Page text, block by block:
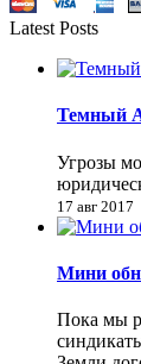
Latest Posts
Темный
Угрозы
17 авг 2017
Мини
Пока мы